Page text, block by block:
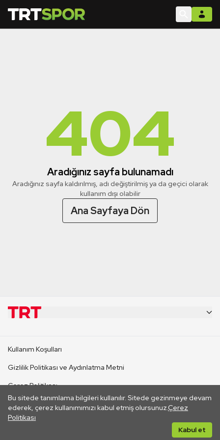
404
Aradığınız sayfa bulunamadı
Aradığınız sayfa kaldırılmış, adı değiştirilmiş ya da geçici olarak
kullanım dışı olabilir
Ana Sayfaya Dön
Bu sitede tanımlama bilgileri kullanılır. Sitede gezinmeye devam
ederek, çerez kullanımımızı kabul etmiş olursunuz.Çerez
Politikası
Kabul et
CANLI YAYINLAR
Kullanım Koşulları
Gizlilik Politikası ve Aydınlatma Metni
Çerez Politikası
İletişim
Her hakkı saklıdır. ©2026 TRT. Bağlantı yoluyla gidilen dış